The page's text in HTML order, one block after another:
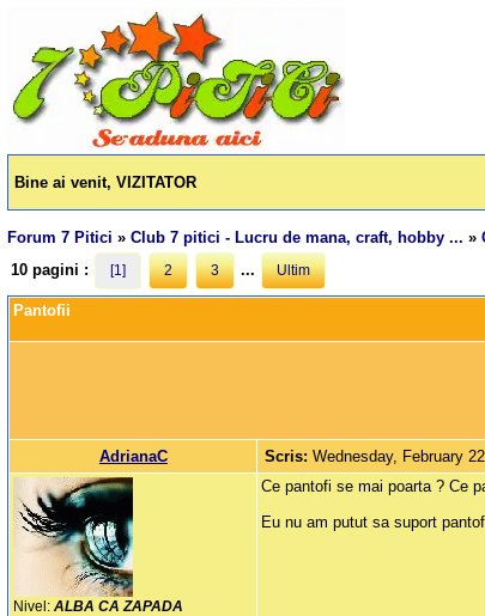
Bine ai venit, VIZITATOR
Forum 7 Pitici »Club 7 pitici - Lucru de mana, craft, hobby ... »
10 pagini :
[1] 2 3 ... Ultim
Pantofii
AdrianaC Scris:Wednesday, February
Nivel:ALBA CA ZAPADA
Ce pantofi se mai poarta ? Ce
Eu nu am putut sa suport